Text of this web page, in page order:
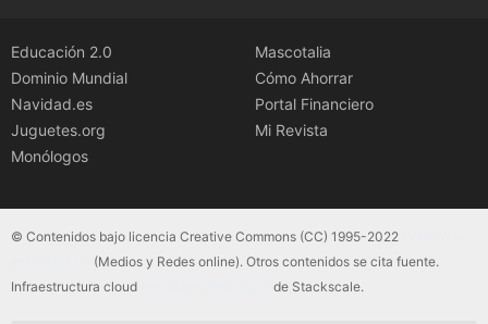
Educación 2.0
Dominio Mundial
Navidad.es
Juguetes.org
Monólogos
Mascotalia
Cómo Ahorrar
Portal Financiero
Mi Revista
© Contenidos bajo licencia Creative Commons (CC) 1995-2022
(Medios y Redes online). Otros contenidos se cita fuente.
Infraestructura cloud
de Stackscale.